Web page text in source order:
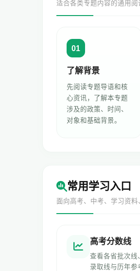
适合各类专题内容的通用阅
01
了解背景
先阅读专题导语和核
心资讯，了解本专题
涉及的政策、时间、
对象和基础背景。
常用学习入口
面向高考、中考、学习资
高考分数线
查看各省批次线
录取线与历年参